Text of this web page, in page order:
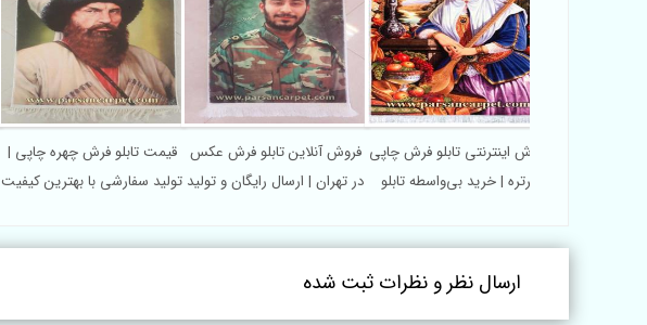
قیمت تابلو فرش چهره چاپی |
تولید سفارشی با بهترین کیفیت
فروش آنلاین تابلو فرش عکس
در تهران | ارسال رایگان و تولید
فروش اینترنتی تابلو فرش چاپی
پرتره | خرید بی‌واسطه تابلو
ارسال نظر و نظرات ثبت شده